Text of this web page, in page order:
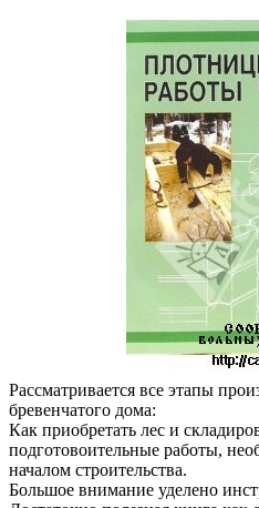
Рассматривается все этапы
бревенчатого дома:
Как приобретать лес и
подготовоительные работы,
началом строительства.
Большое внимание уделено